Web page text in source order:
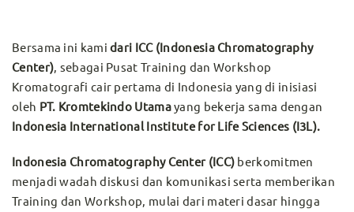
Bersama ini kamidari ICC (Indonesia Chromatography
Center), sebagai Pusat Training dan Workshop
Kromatografi cair pertama di Indonesia yang di inisiasi
oleh PT. Kromtekindo Utamayang bekerja sama dengan
Indonesia International Institute for Life Sciences (I3L).
Indonesia Chromatography Center (ICC) berkomitmen
menjadi wadah diskusi dan komunikasi serta memberikan
Training dan Workshop, mulai dari materi dasar hingga